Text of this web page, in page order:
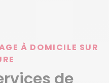
À DOMICILE SUR
de